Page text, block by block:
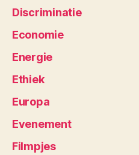
Discriminatie
Economie
Energie
Ethiek
Europa
Evenement
Filmpjes